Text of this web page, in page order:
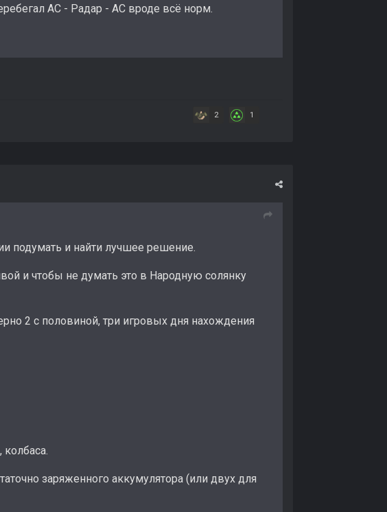
АС - Радар - АС вроде всё норм.
2 1
подумать и найти лучшее решение.
и чтобы не думать это в Народную солянку
2 с половиной, три игровых дня нахождения
заряженного аккумулятора (или двух для